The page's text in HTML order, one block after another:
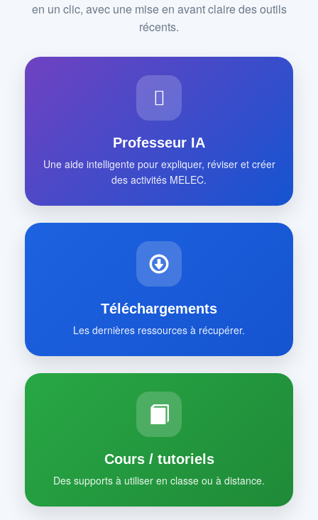
en un clic, avec une mise en avant claire des outils
récents.
Professeur IA
Une aide intelligente pour expliquer, réviser et créer
des activités MELEC.
Téléchargements
Les dernières ressources à récupérer.
Cours / tutoriels
Des supports à utiliser en classe ou à distance.